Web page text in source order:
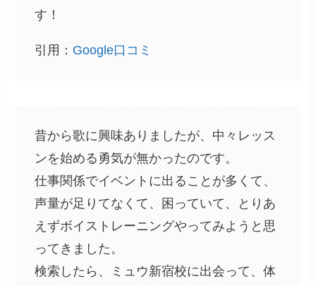
す！
引用： Google口コミ
昔から歌に興味ありましたが、中々レッス
ンを始める勇気が無かったのです。
仕事関係でイベントに出ることが多くて、
声量が足りてなくて、困っていて、とりあ
えずボイストレーニングやってみようと思
ってきました。
検索したら、ミュウ新宿校に出会って、体